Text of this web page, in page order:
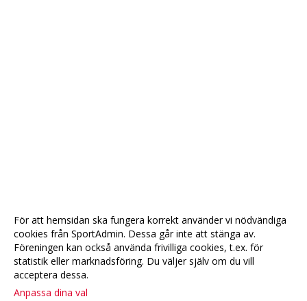
För att hemsidan ska fungera korrekt använder vi nödvändiga
cookies från SportAdmin. Dessa går inte att stänga av.
Föreningen kan också använda frivilliga cookies, t.ex. för
statistik eller marknadsföring. Du väljer själv om du vill
acceptera dessa.
Anpassa dina val